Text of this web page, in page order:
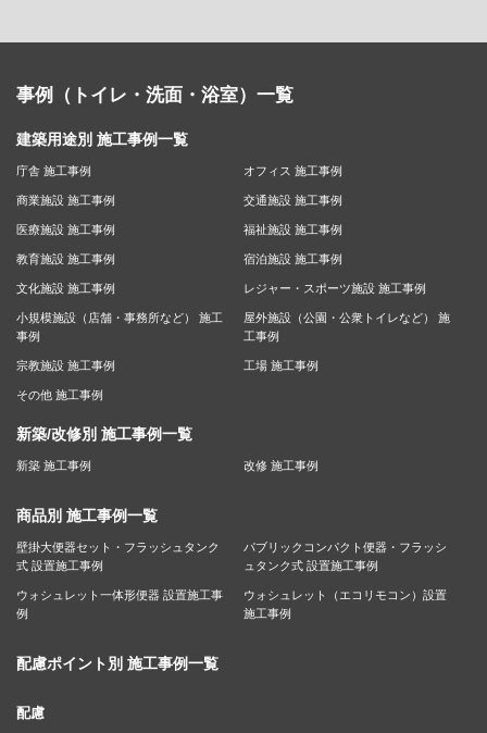
事例（トイレ・洗面・浴室）一覧
建築用途別 施工事例一覧
庁舎 施工事例 オフィス 施工事例
商業施設 施工事例 交通施設 施工事例
医療施設 施工事例 福祉施設 施工事例
教育施設 施工事例 宿泊施設 施工事例
文化施設 施工事例 レジャー・スポーツ施設 施工事例
小規模施設（店舗・事務所など） 施工
事例
屋外施設（公園・公衆トイレなど） 施
工事例
宗教施設 施工事例 工場 施工事例
その他 施工事例
新築/改修別 施工事例一覧
新築 施工事例 改修 施工事例
商品別 施工事例一覧
壁掛大便器セット・フラッシュタンク
式 設置施工事例
パブリックコンパクト便器・フラッシ
ュタンク式 設置施工事例
ウォシュレット一体形便器 設置施工事
例
ウォシュレット（エコリモコン）設置
施工事例
配慮ポイント別 施工事例一覧
配慮